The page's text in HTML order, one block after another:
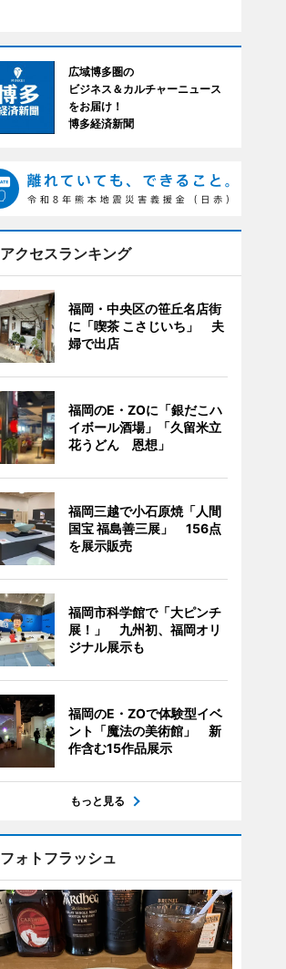
広域博多圏の
ビジネス＆カルチャーニュース
をお届け！
博多経済新聞
アクセスランキング
福岡・中央区の笹丘名店街
に「喫茶 こさじいち」 夫
婦で出店
福岡のE・ZOに「銀だこハ
イボール酒場」「久留米立
花うどん 恩想」
福岡三越で小石原焼「人間
国宝 福島善三展」 156点
を展示販売
福岡市科学館で「大ピンチ
展！」 九州初、福岡オリ
ジナル展示も
福岡のE・ZOで体験型イベ
ント「魔法の美術館」 新
作含む15作品展示
もっと見る
フォトフラッシュ